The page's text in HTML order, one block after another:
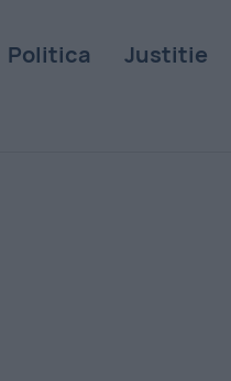
Politica Justitie